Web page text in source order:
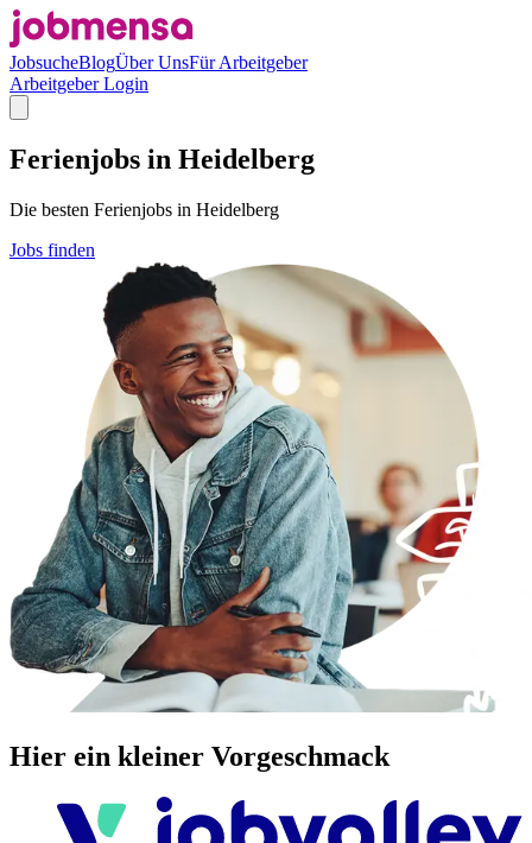
JobsucheBlogÜber UnsFür Arbeitgeber
Arbeitgeber Login
Ferienjobs in Heidelberg
Die besten Ferienjobs in Heidelberg
Jobs finden
Hier ein kleiner Vorgeschmack